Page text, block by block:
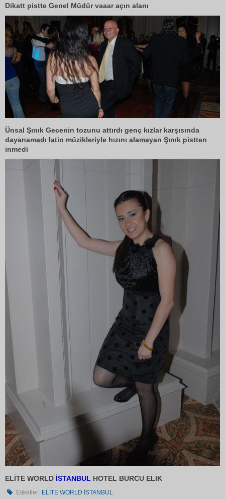
Dikatt pistte Genel Müdür vaaar açın alanı
Ünsal Şınık Gecenin tozunu attırdı genç kızlar karşısında
dayanamadı latin müzikleriyle hızını alamayan Şınık pistten
inmedi
ELİTE WORLD İSTANBUL HOTEL BURCU ELİK
Etiketler: ELİTE WORLD İSTANBUL